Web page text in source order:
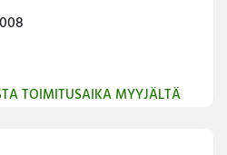
TOIMITUSAIKA MYYJÄLTÄ